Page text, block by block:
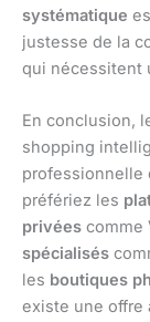
systématique
justesse de la
qui nécessitent
En conclusion,
shopping
professionnelle
préfériez les
privées comme
spécialisés
les boutiques
existe une offre